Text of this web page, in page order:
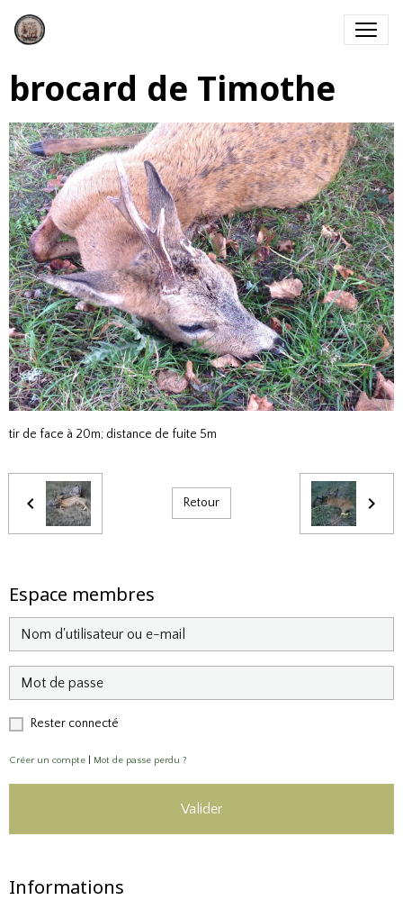
brocard de Timothe
tir de face à 20m; distance de fuite 5m
Retour
Espace membres
Rester connecté
Créer un compte Mot de passe perdu ?
Valider
Informations